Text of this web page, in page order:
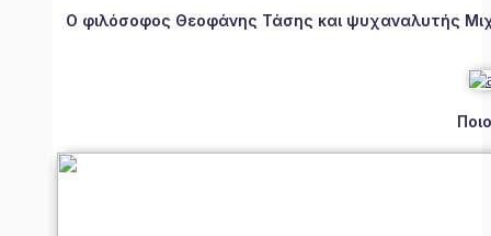
Ο φιλόσοφος Θεοφάνης Τάσης και ψυχαναλυτής